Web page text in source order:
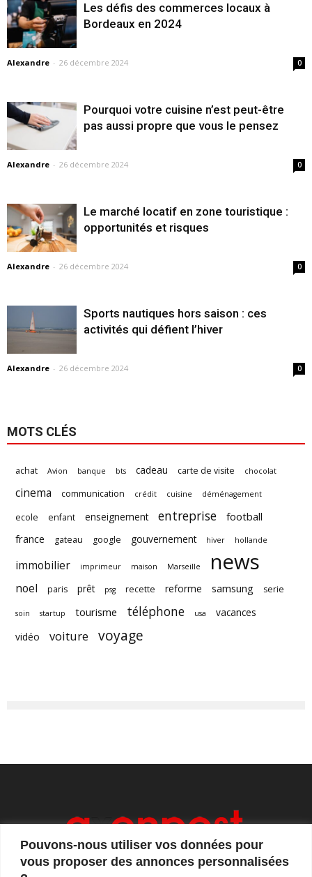
Pouvons-nous utiliser vos données pour
vous proposer des annonces personnalisées
Les défis des commerces locaux à
Bordeaux en 2024
Alexandre - 26 décembre 2024 0
Pourquoi votre cuisine n’est peut-être
pas aussi propre que vous le pensez
Alexandre - 26 décembre 2024 0
Le marché locatif en zone touristique :
opportunités et risques
Alexandre - 26 décembre 2024 0
Sports nautiques hors saison : ces
activités qui défient l’hiver
Alexandre - 26 décembre 2024 0
MOTS CLÉS
achat Avion banque bts cadeau carte de visite chocolat
cinema communication crédit cuisine déménagement
ecole enfant enseignement entreprise
football
france
gateau google gouvernement hiver hollande
immobilier imprimeur maison Marseille news
noel paris prêt psg recette reforme samsung serie
soin startup tourisme téléphone usa
vacances
vidéo
voiture voyage